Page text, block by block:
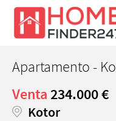
Apartamento -
Venta 234.000 €
Kotor